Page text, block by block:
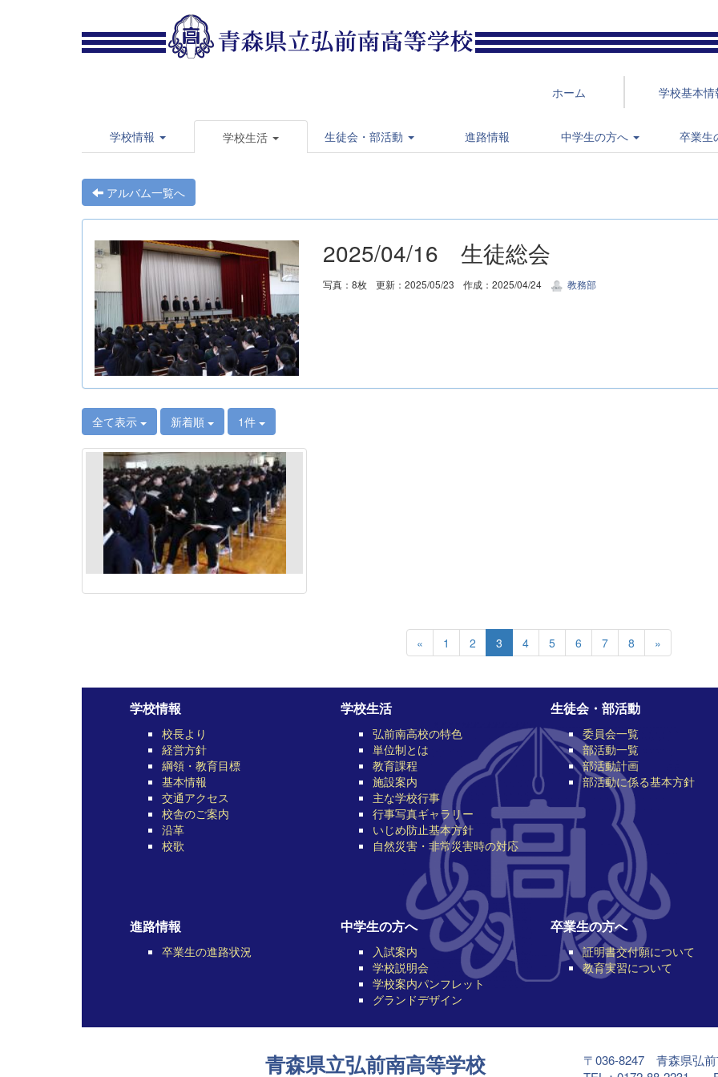
ホーム 学校基本情
学校情報 学校生活 生徒会・部活動 進路情報 中学生の方へ 卒業生
アルバム一覧へ
2025/04/16 生徒総会
写真：8枚 更新：2025/05/23 作成：2025/04/24 教務部
全て表示 新着順 1件
« 1 2 3 4 5 6 7 8 »
学校情報
校長より
経営方針
綱領・教育目標
基本情報
交通アクセス
校舎のご案内
沿革
校歌
学校生活
弘前南高校の特色
単位制とは
教育課程
施設案内
主な学校行事
行事写真ギャラリー
いじめ防止基本方針
自然災害・非常災害時の対応
生徒会・部活動
委員会一覧
部活動一覧
部活動計画
部活動に係る基本方針
進路情報
卒業生の進路状況
中学生の方へ
入試案内
学校説明会
学校案内パンフレット
グランドデザイン
卒業生の方へ
証明書交付願について
教育実習について
青森県立弘前南高等学校
〒036-8247 青森県弘